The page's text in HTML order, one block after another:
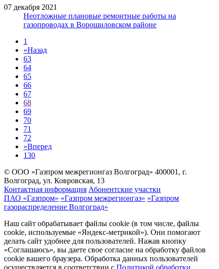
07 декабря 2021
Неотложные плановые ремонтные работы на
газопроводах в Ворошиловском районе
1
«Назад
63
64
65
66
67
68
69
70
71
72
»Вперед
130
© ООО «Газпром межрегионгаз Волгоград» 400001, г.
Волгоград, ул. Ковровская, 13
Контактная информация Абонентские участки
ПАО «Газпром» «Газпром межрегионгаз» «Газпром
газораспределение Волгоград»
Наш сайт обрабатывает файлы cookie (в том числе, файлы
cookie, используемые «Яндекс-метрикой»). Они помогают
делать сайт удобнее для пользователей. Нажав кнопку
«Соглашаюсь», вы даете свое согласие на обработку файлов
cookie вашего браузера. Обработка данных пользователей
осуществляется в соответствии с Политикой обработки